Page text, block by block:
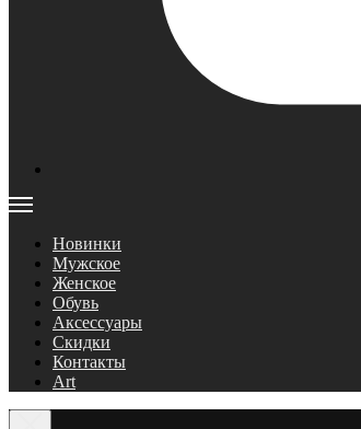
Новинки
Мужское
Женское
Обувь
Аксессуары
Скидки
Контакты
Art